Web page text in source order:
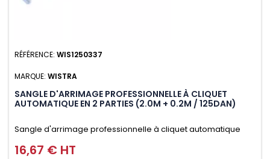
RÉFÉRENCE: WIS1250337
MARQUE: WISTRA
SANGLE D'ARRIMAGE PROFESSIONNELLE À CLIQUET
AUTOMATIQUE EN 2 PARTIES (2.0M + 0.2M / 125DAN)
Sangle d'arrimage professionnelle à cliquet automatique
avec crochet deux doigts soudés en J en 2 parties (2.0M +
Prix
16,67 € HT